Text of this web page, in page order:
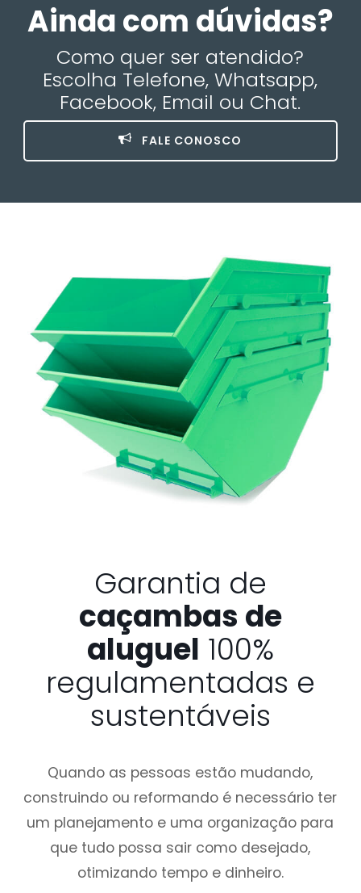
Ainda com dúvidas?
Como quer ser atendido?
Escolha Telefone, Whatsapp,
Facebook, Email ou Chat.
FALE CONOSCO
Garantia de
caçambas de
aluguel 100%
regulamentadas e
sustentáveis
Quando as pessoas estão mudando,
construindo ou reformando é necessário ter
um planejamento e uma organização para
que tudo possa sair como desejado,
otimizando tempo e dinheiro.